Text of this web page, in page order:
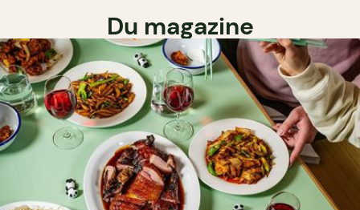
Du magazine